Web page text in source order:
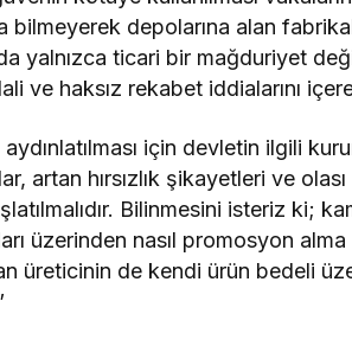
bilmeyerek depolarına alan
yalnızca ticari bir mağduriyet
ve haksız rekabet iddialarını
için devletin ilgili
artan hırsızlık şikayetleri ve
Bilinmesini isteriz ki;
üzerinden nasıl promosyon
üreticinin de kendi ürün bedeli